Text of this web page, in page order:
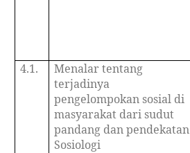
4.1.
Menalar tentang
terjadinya
pengelompokan sosial di
masyarakat dari sudut
pandang dan pendekatan
Sosiologi